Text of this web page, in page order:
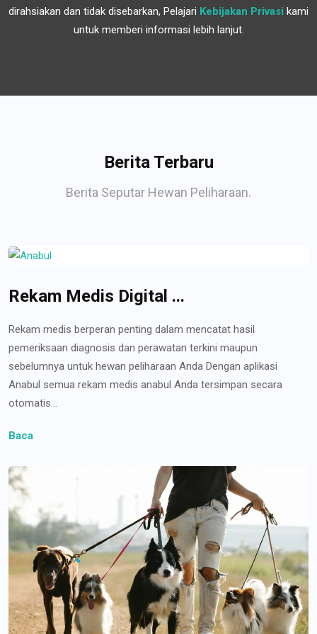
dirahsiakan dan tidak disebarkan, Pelajari Kebijakan Privasi kami
untuk memberi informasi lebih lanjut.
Berita Terbaru
Berita Seputar Hewan Peliharaan.
Rekam Medis Digital ...
Rekam medis berperan penting dalam mencatat hasil
pemeriksaan diagnosis dan perawatan terkini maupun
sebelumnya untuk hewan peliharaan Anda Dengan aplikasi
Anabul semua rekam medis anabul Anda tersimpan secara
otomatis...
Baca